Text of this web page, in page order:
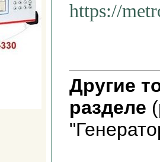
https://
Другие
разделе